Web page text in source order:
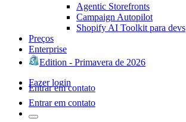
Agentic Storefronts
Campaign Autopilot
Shopify AI Toolkit para devs
Preços
Enterprise
Edition - Primavera de 2026
Fazer login
Entrar em contato
Entrar em contato